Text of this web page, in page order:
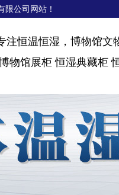
限公司网站！
注恒温恒湿，博物馆文
物馆展柜 恒湿典藏柜